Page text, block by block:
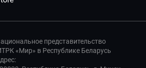
представительство
«Мир» в Республике Беларусь